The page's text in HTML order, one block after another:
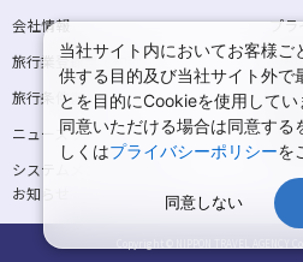
埼玉県 千
茨城県 栃
北陸
富山県 石
東京都ホテル・旅館 神
埼玉県ホテル・旅館 千
茨城県ホテル・旅館 栃
群馬県ホテル・旅館
層雲峡温泉(北海道)
東北
花巻温泉(岩手) 蔵
かみのやま温泉(山形) 鳴
秋保温泉(宮城)
青森旅行・ツアー 岩
宮城旅行・ツアー 秋
山形旅行・ツアー 福
東京旅行・ツアー
埼玉旅行・ツアー 千
カップル・夫婦旅行 国内版 女
卒業旅行・学生旅行 国内版
桜・お花見特集
ゴ
旅
夏休み・お盆の国内旅行 7
8月の国内旅行 9
10月の国内旅行 11
紅葉旅行
会社情報
プラ
旅行業登録票・約款
規約
旅行条件書
商標
ニュースリリース
採用
システムメンテナンスの
お知らせ
当社サイト内においてお客様ご
供する目的及び当社サイト外で
とを目的にCookieを使用して
同意いただける場合は同意する
しくはプライバシーポリシーを
同意しない